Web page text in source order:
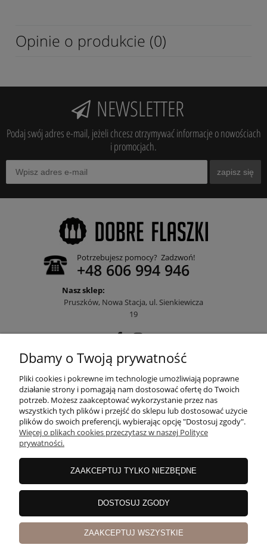
Opinie o produkcie (0)
NEWSLETTER
Podaj swój adres e-mail, jeżeli chcesz otrzymywać informacje o nowościach
i promocjach.
zapisz się
Potrzebujesz pomocy? Zadzwoń!
+48 606 994 946
Nasz sklep:
Pruszków, Nowa Stacja, ul. Sienkiewicza
19
POMOC
MOJE KONTO
PŁATNOŚCI I DOSTAWA
INFORMACJE
O NAS
Dbamy o Twoją prywatność
Pliki cookies i pokrewne im technologie umożliwiają poprawne
działanie strony i pomagają nam dostosować ofertę do Twoich
potrzeb. Możesz zaakceptować wykorzystanie przez nas
wszystkich tych plików i przejść do sklepu lub dostosować użycie
plików do swoich preferencji, wybierając opcję "Dostosuj zgody".
Więcej o plikach cookies przeczytasz w naszej Polityce
prywatności.
ZAAKCEPTUJ TYLKO NIEZBĘDNE
DOSTOSUJ ZGODY
ZAAKCEPTUJ WSZYSTKIE